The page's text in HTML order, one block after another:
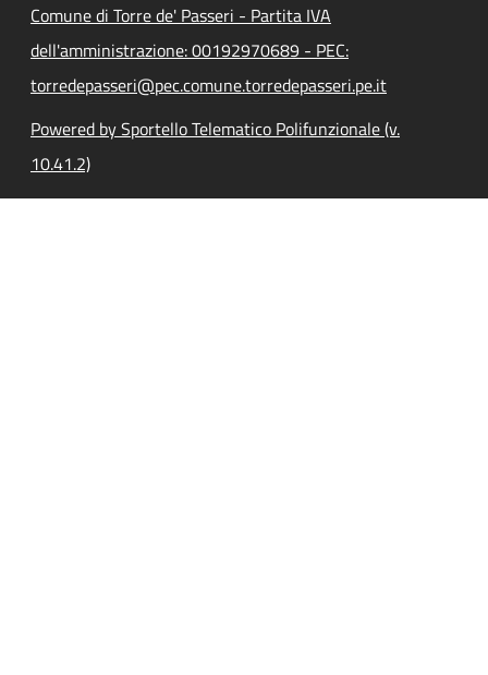
Comune di Torre de' Passeri - Partita IVA
dell'amministrazione: 00192970689 - PEC:
torredepasseri@pec.comune.torredepasseri.pe.it
Powered by Sportello Telematico Polifunzionale (v.
10.41.2)